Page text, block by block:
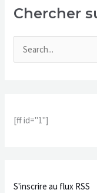
Chercher
e
[ff id="1"]
S'inscrire au flux RSS